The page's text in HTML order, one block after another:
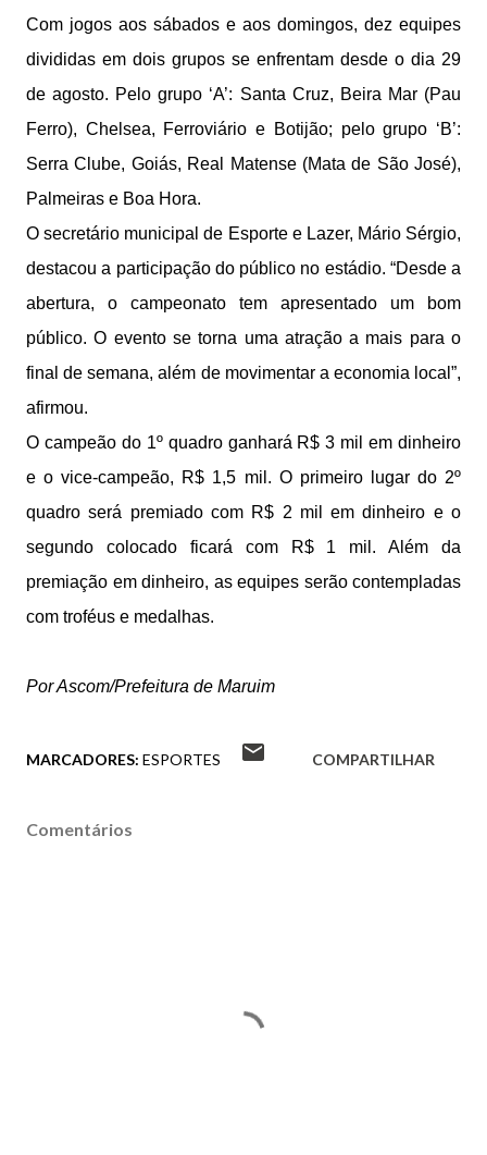
Com jogos aos sábados e aos domingos, dez equipes
divididas em dois grupos se enfrentam desde o dia 29
de agosto. Pelo grupo ‘A’: Santa Cruz, Beira Mar (Pau
Ferro), Chelsea, Ferroviário e Botijão; pelo grupo ‘B’:
Serra Clube, Goiás, Real Matense (Mata de São José),
Palmeiras e Boa Hora.
O secretário municipal de Esporte e Lazer, Mário Sérgio,
destacou a participação do público no estádio. “Desde a
abertura, o campeonato tem apresentado um bom
público. O evento se torna uma atração a mais para o
final de semana, além de movimentar a economia local”,
afirmou.
O campeão do 1º quadro ganhará R$ 3 mil em dinheiro
e o vice-campeão, R$ 1,5 mil. O primeiro lugar do 2º
quadro será premiado com R$ 2 mil em dinheiro e o
segundo colocado ficará com R$ 1 mil. Além da
premiação em dinheiro, as equipes serão contempladas
com troféus e medalhas.
Por Ascom/Prefeitura de Maruim
MARCADORES: ESPORTES COMPARTILHAR
Comentários